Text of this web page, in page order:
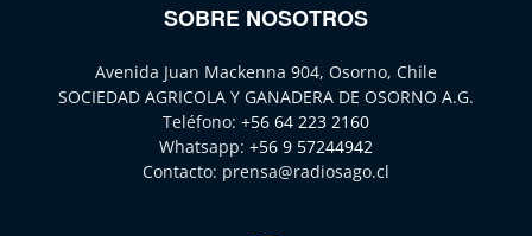
SOBRE NOSOTROS
Avenida Juan Mackenna 904, Osorno, Chile
SOCIEDAD AGRICOLA Y GANADERA DE OSORNO A.G.
Teléfono: +56 64 223 2160
Whatsapp: +56 9 57244942
Contacto: prensa@radiosago.cl